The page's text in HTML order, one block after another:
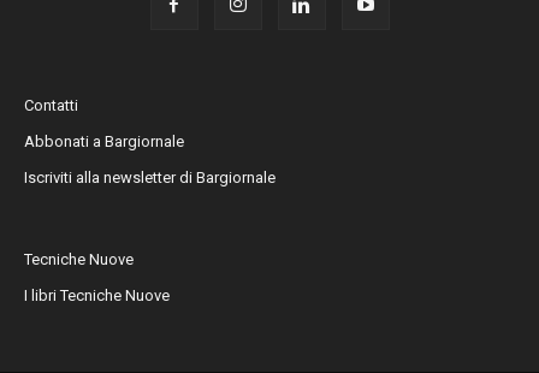
Contatti
Abbonati a Bargiornale
Iscriviti alla newsletter di Bargiornale
Tecniche Nuove
I libri Tecniche Nuove